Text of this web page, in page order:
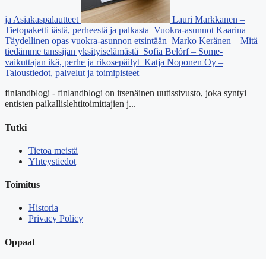
ja Asiakaspalautteet
Lauri Markkanen –
Tietopaketti iästä, perheestä ja palkasta Vuokra-asunnot Kaarina –
Täydellinen opas vuokra-asunnon etsintään Marko Keränen – Mitä
tiedämme tanssijan yksityiselämästä Sofia Belórf – Some-
vaikuttajan ikä, perhe ja rikosepäilyt Katja Noponen Oy –
Taloustiedot, palvelut ja toimipisteet
finlandblogi - finlandblogi on itsenäinen uutissivusto, joka syntyi
entisten paikallislehtitoimittajien j...
Tutki
Tietoa meistä
Yhteystiedot
Toimitus
Historia
Privacy Policy
Oppaat